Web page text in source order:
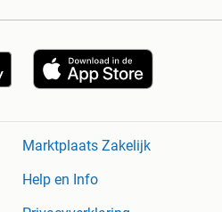
Marktplaats Zakelijk
Help en Info